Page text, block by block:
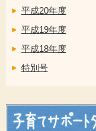
平成20年度
平成19年度
平成18年度
特別号